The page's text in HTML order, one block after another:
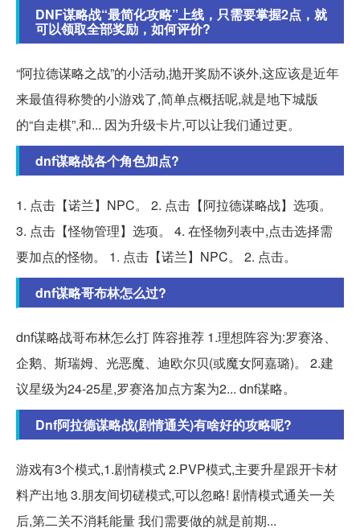
DNF谋略战“最简化攻略”上线，只需要掌握2点，就
可以领取全部奖励，如何评价?
“阿拉德谋略之战”的小活动,抛开奖励不谈外,这应该是近年
来最值得称赞的小游戏了,简单点概括呢,就是地下城版
的“自走棋”,和... 因为升级卡片,可以让我们通过更。
dnf谋略战各个角色加点?
1. 点击【诺兰】NPC。 2. 点击【阿拉德谋略战】选项。
3. 点击【怪物管理】选项。 4. 在怪物列表中,点击选择需
要加点的怪物。 1. 点击【诺兰】NPC。 2. 点击。
dnf谋略哥布林怎么过?
dnf谋略战哥布林怎么打 阵容推荐 1.理想阵容为:罗赛洛、
企鹅、斯瑞姆、光恶魔、迪欧尔贝(或魔女阿嘉璐)。 2.建
议星级为24-25星,罗赛洛加点方案为2... dnf谋略。
Dnf阿拉德谋略战(剧情通关)有啥好的攻略呢?
游戏有3个模式,1.剧情模式 2.PVP模式,主要升星跟开卡材
料产出地 3.朋友间切磋模式,可以忽略! 剧情模式通关一关
后,第二关不消耗能量 我们需要做的就是前期...